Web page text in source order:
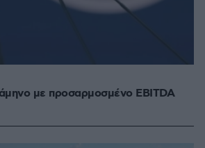
με προσαρμοσμένο EBITDA